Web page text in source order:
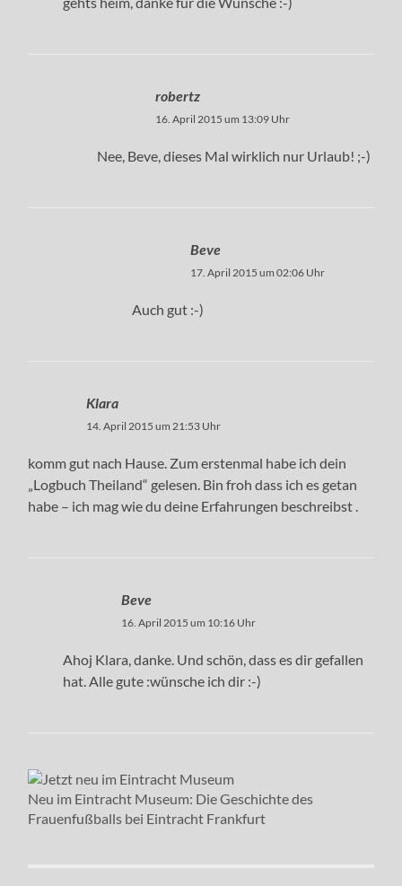
robertz
16. April 2015 um 13:09 Uhr
Nee, Beve, dieses Mal wirklich nur Urlaub! ;-)
Beve
17. April 2015 um 02:06 Uhr
Auch gut :-)
Klara
14. April 2015 um 21:53 Uhr
komm gut nach Hause. Zum erstenmal habe ich dein
„Logbuch Theiland“ gelesen. Bin froh dass ich es getan
habe – ich mag wie du deine Erfahrungen beschreibst .
Beve
16. April 2015 um 10:16 Uhr
Ahoj Klara, danke. Und schön, dass es dir gefallen
hat. Alle gute :wünsche ich dir :-)
Neu im Eintracht Museum: Die Geschichte des
Frauenfußballs bei Eintracht Frankfurt